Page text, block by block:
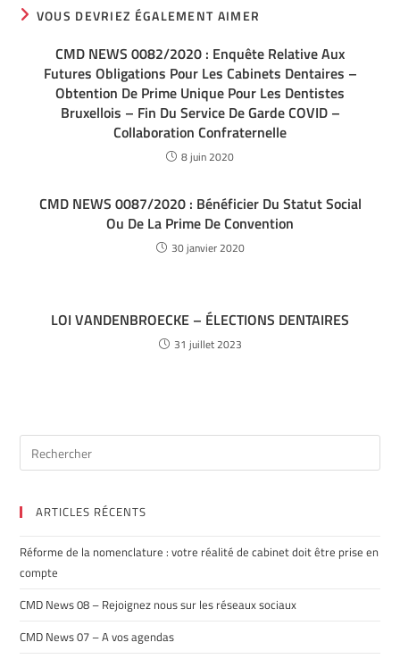
VOUS DEVRIEZ ÉGALEMENT AIMER
CMD NEWS 0082/2020 : Enquête Relative Aux
Futures Obligations Pour Les Cabinets Dentaires –
Obtention De Prime Unique Pour Les Dentistes
Bruxellois – Fin Du Service De Garde COVID –
Collaboration Confraternelle
8 juin 2020
CMD NEWS 0087/2020 : Bénéficier Du Statut Social
Ou De La Prime De Convention
30 janvier 2020
LOI VANDENBROECKE – ÉLECTIONS DENTAIRES
31 juillet 2023
ARTICLES RÉCENTS
Réforme de la nomenclature : votre réalité de cabinet doit être prise en
compte
CMD News 08 – Rejoignez nous sur les réseaux sociaux
CMD News 07 – A vos agendas